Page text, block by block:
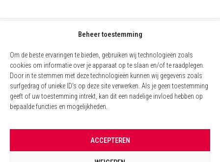
Beheer toestemming
Om de beste ervaringen te bieden, gebruiken wij technologieën zoals
cookies om informatie over je apparaat op te slaan en/of te raadplegen.
Door in te stemmen met deze technologieën kunnen wij gegevens zoals
surfgedrag of unieke ID's op deze site verwerken. Als je geen toestemming
geeft of uw toestemming intrekt, kan dit een nadelige invloed hebben op
bepaalde functies en mogelijkheden.
ACCEPTEREN